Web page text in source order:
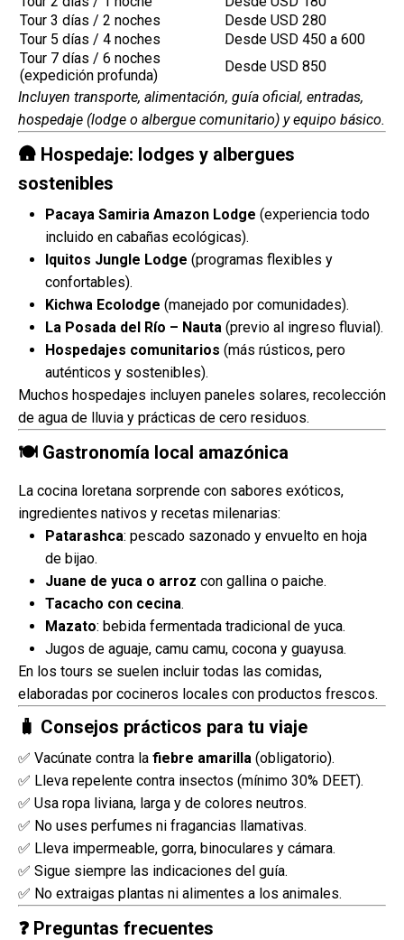
Tour 3 días / 2 noches
Desde USD 280
Tour 5 días / 4 noches
Desde USD 450 a 600
Tour 7 días / 6 noches
(expedición profunda)
Desde USD 850
Incluyen transporte, alimentación, guía oficial, entradas,
hospedaje (lodge o albergue comunitario) y equipo básico.
🛖 Hospedaje: lodges y albergues
sostenibles
Pacaya Samiria Amazon Lodge (experiencia todo
incluido en cabañas ecológicas).
Iquitos Jungle Lodge (programas flexibles y
confortables).
Kichwa Ecolodge (manejado por comunidades).
La Posada del Río – Nauta (previo al ingreso fluvial).
Hospedajes comunitarios (más rústicos, pero
auténticos y sostenibles).
Muchos hospedajes incluyen paneles solares, recolección
de agua de lluvia y prácticas de cero residuos.
🍽 Gastronomía local amazónica
La cocina loretana sorprende con sabores exóticos,
ingredientes nativos y recetas milenarias:
Patarashca: pescado sazonado y envuelto en hoja
de bijao.
Juane de yuca o arroz con gallina o paiche.
Tacacho con cecina.
Mazato: bebida fermentada tradicional de yuca.
Jugos de aguaje, camu camu, cocona y guayusa.
En los tours se suelen incluir todas las comidas,
elaboradas por cocineros locales con productos frescos.
🧳 Consejos prácticos para tu viaje
✅ Vacúnate contra la fiebre amarilla (obligatorio).
✅ Lleva repelente contra insectos (mínimo 30% DEET).
✅ Usa ropa liviana, larga y de colores neutros.
✅ No uses perfumes ni fragancias llamativas.
✅ Lleva impermeable, gorra, binoculares y cámara.
✅ Sigue siempre las indicaciones del guía.
✅ No extraigas plantas ni alimentes a los animales.
❓ Preguntas frecuentes